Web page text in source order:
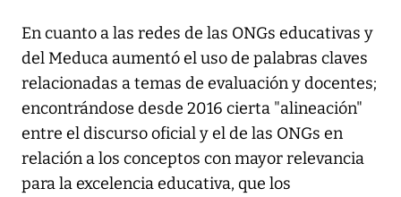
En cuanto a las redes de las ONGs educativas y
del Meduca aumentó el uso de palabras claves
relacionadas a temas de evaluación y docentes;
encontrándose desde 2016 cierta "alineación"
entre el discurso oficial y el de las ONGs en
relación a los conceptos con mayor relevancia
para la excelencia educativa, que los